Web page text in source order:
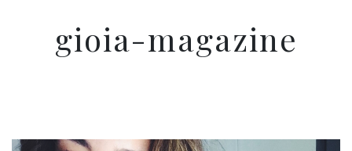
gioia-magazine